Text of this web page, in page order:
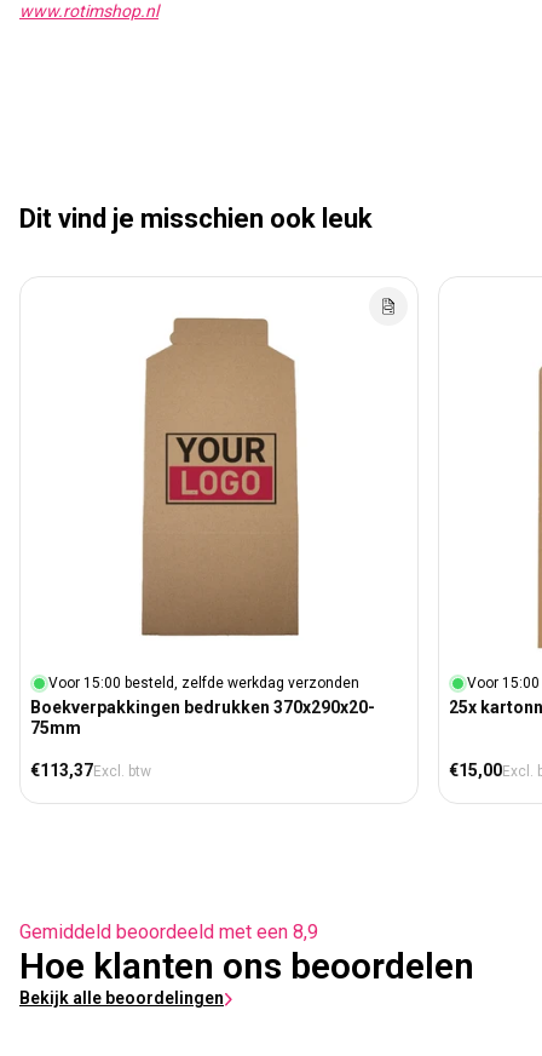
www.rotimshop.nl
Dit vind je misschien ook leuk
Voor 15:00 besteld, zelfde werkdag verzonden
Boekverpakkingen bedrukken 370x290x20-
75mm
Normale prijs
€113,37Excl. btw
Voor
25x
Normale
€15,00Excl.
Gemiddeld beoordeeld met een 8,9
Hoe klanten ons beoordelen
Bekijk alle beoordelingen